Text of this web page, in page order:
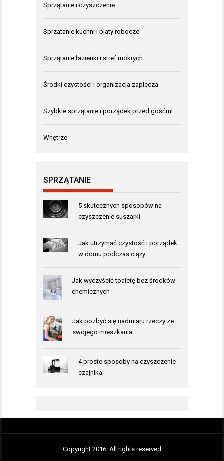
Sprzątanie i czyszczenie
Sprzątanie kuchni i blaty robocze
Sprzątanie łazienki i stref mokrych
Środki czystości i organizacja zaplecza
Szybkie sprzątanie i porządek przed gośćmi
Wnętrze
SPRZĄTANIE
5 skutecznych sposobów na
czyszczenie suszarki
Jak utrzymać czystość i porządek
w domu podczas ciąży
Jak wyczyścić toaletę bez środków
chemicznych
Jak pozbyć się nadmiaru rzeczy ze
swojego mieszkania
4 proste sposoby na czyszczenie
czajnika
Copyright 2016. All rights reserved